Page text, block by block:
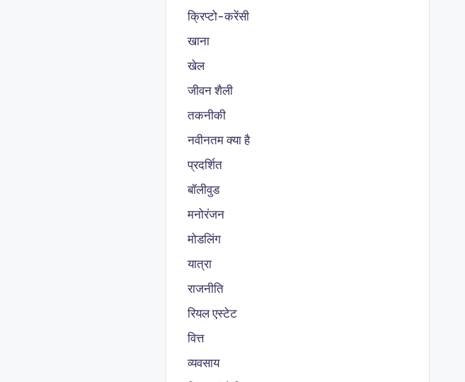
क्रिप्टो-करेंसी
खाना
खेल
जीवन शैली
तकनीकी
नवीनतम क्या है
प्रदर्शित
बॉलीवुड
मनोरंजन
मोडलिंग
यात्रा
राजनीति
रियल एस्टेट
वित्त
व्यवसाय